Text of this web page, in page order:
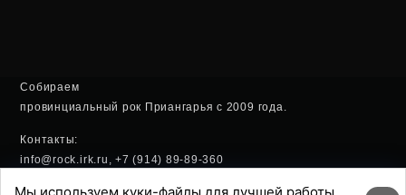
Собираем
провинциальный рок Приангарья с 2009 года.
Контакты:
info@rock.irk.ru, +7 (914) 89-89-360